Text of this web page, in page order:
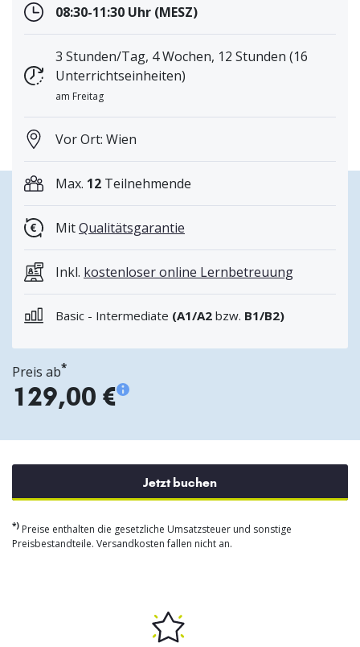
08:30-11:30 Uhr (MESZ)
3 Stunden/Tag, 4 Wochen, 12 Stunden (16
Unterrichtseinheiten)
am Freitag
Vor Ort: Wien
Max. 12 Teilnehmende
MitQualitätsgarantie
Inkl. kostenloser online Lernbetreuung
Basic - Intermediate (A1/A2 bzw. B1/B2)
Preis ab*
129,00 €
Jetzt buchen
*) Preise enthalten die gesetzliche Umsatzsteuer und sonstige
Preisbestandteile. Versandkosten fallen nicht an.